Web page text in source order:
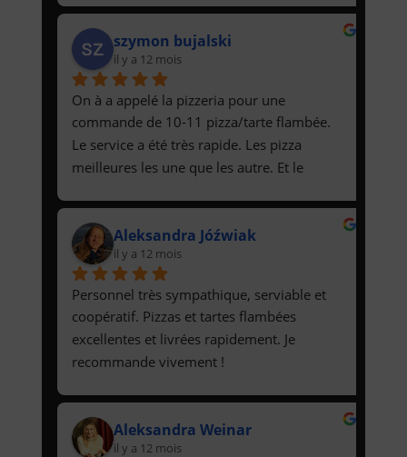
szymon bujalski
il y a 12 mois
On à a appelé la pizzeria pour une
commande de 10-11 pizza/tarte flambée.
Le service a été très rapide. Les pizza
meilleures les une que les autre. Et le
Aleksandra Jóźwiak
il y a 12 mois
Personnel très sympathique, serviable et
coopératif. Pizzas et tartes flambées
excellentes et livrées rapidement. Je
recommande vivement !
Aleksandra Weinar
il y a 12 mois